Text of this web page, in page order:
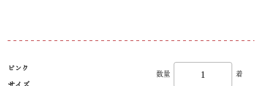
ピンク
数量 着